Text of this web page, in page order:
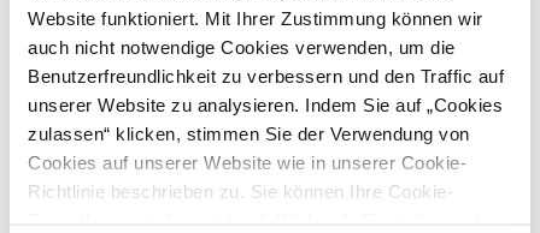
Website funktioniert. Mit Ihrer Zustimmung können wir
auch nicht notwendige Cookies verwenden, um die
Benutzerfreundlichkeit zu verbessern und den Traffic auf
unserer Website zu analysieren. Indem Sie auf „Cookies
zulassen“ klicken, stimmen Sie der Verwendung von
Cookies auf unserer Website wie in unserer Cookie-
Richtlinie beschrieben zu. Sie können Ihre Cookie-
Der TH7.42 Telehandler Elite ist für das Spielen im Innen-
und Außenbereich konzipiert, für Kinder ab 3 Jahren
geeignet und eine beeindruckende Ergänzung für jede
Farmmodell-Sammlung.
Details:
Detaillierte Nachbildung des New Holland TH7.42
Teleskopladers
Kundenbewertungen
Passende Produkte